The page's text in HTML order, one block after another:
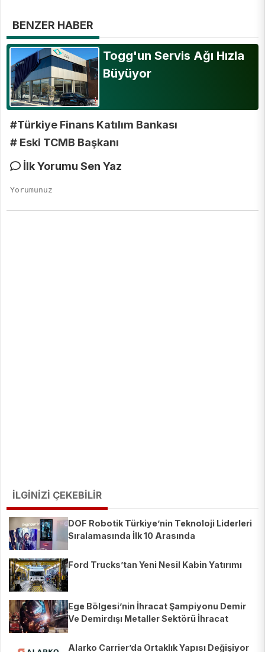
BENZER HABER
Togg'un Servis Ağı Hızla
Büyüyor
#Türkiye Finans Katılım Bankası
# Eski TCMB Başkanı
İlk Yorumu Sen Yaz
İLGİNİZİ ÇEKEBİLİR
DOF Robotik Türkiye’nin Teknoloji Liderleri
Sıralamasında İlk 10 Arasında
Ford Trucks’tan Yeni Nesil Kabin Yatırımı
Ege Bölgesi’nin İhracat Şampiyonu Demir
Ve Demirdışı Metaller Sektörü İhracat
Aldı
Alarko Carrier’da Ortaklık Yapısı Değişiyor